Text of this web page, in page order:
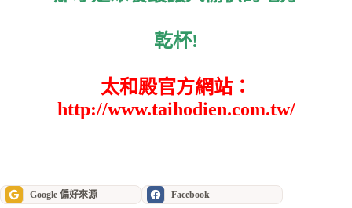
乾杯!
太和殿官方網站：
http://www.taihodien.com.tw/
Google 偏好來源 Facebook